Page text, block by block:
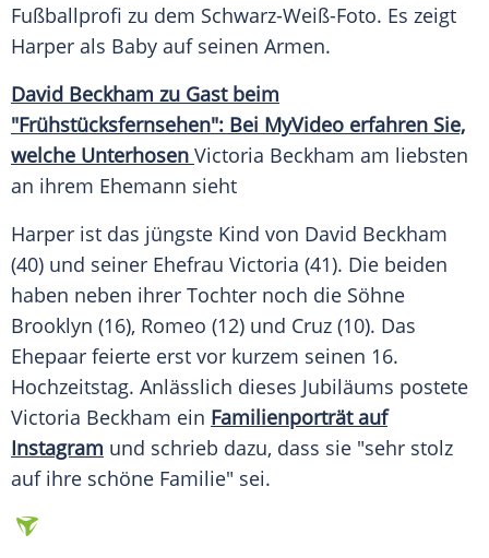
Fußballprofi zu dem Schwarz-Weiß-Foto. Es zeigt
Harper als Baby auf seinen Armen.
David Beckham zu Gast beim
"Frühstücksfernsehen": Bei MyVideo erfahren Sie,
welche Unterhosen Victoria Beckham am liebsten
an ihrem Ehemann sieht
Harper ist das jüngste Kind von David Beckham
(40) und seiner Ehefrau Victoria (41). Die beiden
haben neben ihrer Tochter noch die Söhne
Brooklyn (16), Romeo (12) und Cruz (10). Das
Ehepaar feierte erst vor kurzem seinen 16.
Hochzeitstag. Anlässlich dieses Jubiläums postete
Victoria Beckham ein Familienporträt auf
Instagram und schrieb dazu, dass sie "sehr stolz
auf ihre schöne Familie" sei.